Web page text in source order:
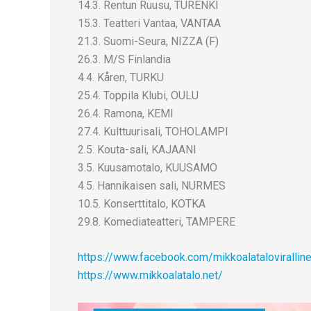
14.3. Rentun Ruusu, TURENKI
15.3. Teatteri Vantaa, VANTAA
21.3. Suomi-Seura, NIZZA (F)
26.3. M/S Finlandia
4.4. Kåren, TURKU
25.4. Toppila Klubi, OULU
26.4. Ramona, KEMI
27.4. Kulttuurisali, TOHOLAMPI
2.5. Kouta-sali, KAJAANI
3.5. Kuusamotalo, KUUSAMO
4.5. Hannikaisen sali, NURMES
10.5. Konserttitalo, KOTKA
29.8. Komediateatteri, TAMPERE
https://www.facebook.com/
https://www.mikkoalatalo.net/